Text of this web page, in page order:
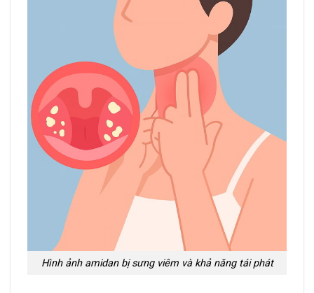
Hình ảnh amidan bị sưng viêm và khả năng tái phát